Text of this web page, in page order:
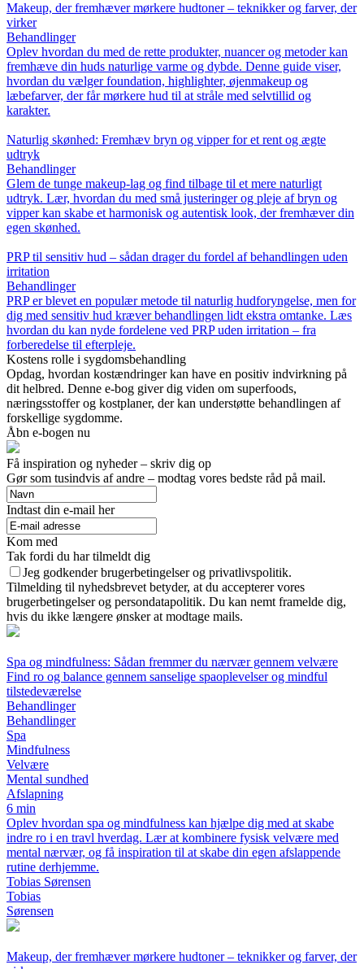
Makeup, der fremhæver mørkere hudtoner – teknikker og farver, der
virker
Behandlinger
Oplev hvordan du med de rette produkter, nuancer og metoder kan
fremhæve din huds naturlige varme og dybde. Denne guide viser,
hvordan du vælger foundation, highlighter, øjenmakeup og
læbefarver, der får mørkere hud til at stråle med selvtillid og
karakter.
Naturlig skønhed: Fremhæv bryn og vipper for et rent og ægte
udtryk
Behandlinger
Glem de tunge makeup-lag og find tilbage til et mere naturligt
udtryk. Lær, hvordan du med små justeringer og pleje af bryn og
vipper kan skabe et harmonisk og autentisk look, der fremhæver din
egen skønhed.
PRP til sensitiv hud – sådan drager du fordel af behandlingen uden
irritation
Behandlinger
PRP er blevet en populær metode til naturlig hudforyngelse, men for
dig med sensitiv hud kræver behandlingen lidt ekstra omtanke. Læs
hvordan du kan nyde fordelene ved PRP uden irritation – fra
forberedelse til efterpleje.
Kostens rolle i sygdomsbehandling
Opdag, hvordan kostændringer kan have en positiv indvirkning på
dit helbred. Denne e-bog giver dig viden om superfoods,
næringsstoffer og kostplaner, der kan understøtte behandlingen af
forskellige sygdomme.
Åbn e-bogen nu
Få inspiration og nyheder – skriv dig op
Gør som tusindvis af andre – modtag vores bedste råd på mail.
Indtast din e-mail her
Kom med
Tak fordi du har tilmeldt dig
Jeg godkender brugerbetingelser og privatlivspolitik.
Tilmelding til nyhedsbrevet betyder, at du accepterer vores
brugerbetingelser og persondatapolitik. Du kan nemt framelde dig,
hvis du ikke længere ønsker at modtage mails.
Spa og mindfulness: Sådan fremmer du nærvær gennem velvære
Find ro og balance gennem sanselige spaoplevelser og mindful
tilstedeværelse
Behandlinger
Behandlinger
Spa
Mindfulness
Velvære
Mental sundhed
Afslapning
6 min
Oplev hvordan spa og mindfulness kan hjælpe dig med at skabe
indre ro i en travl hverdag. Lær at kombinere fysisk velvære med
mental nærvær, og få inspiration til at skabe din egen afslappende
rutine derhjemme.
Tobias Sørensen
Tobias
Sørensen
Makeup, der fremhæver mørkere hudtoner – teknikker og farver, der